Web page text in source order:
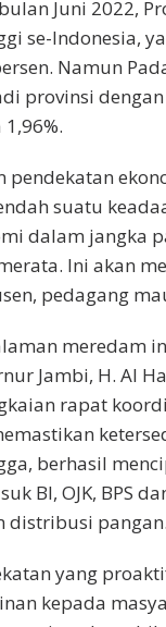
Juni 2022,
se-Indonesia,
Namun
provinsi
pendekatan
suatu
dalam jangka
Ini akan
pedagang
meredam
Jambi, H. Al
rapat
berhasil
BI, OJK, BPS
distribusi
yang
kepada